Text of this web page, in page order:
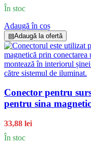
În stoc
Adaugă în coș
▤Adaugă la ofertă
Conector pentru
pentru sina
33,88 lei
În stoc